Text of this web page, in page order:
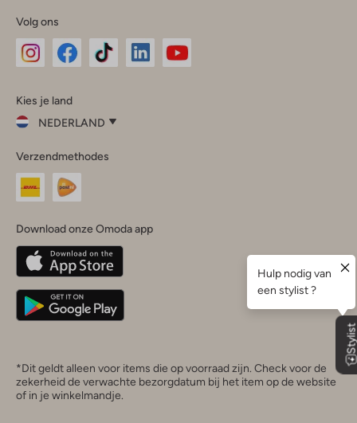
Volg ons
InstagramFacebook
Kies je land
NEDERLAND
je
land
Nederland
Belgique(Français)
Deutschland
Verzendmethodes
Download onze Omoda app
*Dit geldt alleen voor items die op voorraad zijn. Check voor de
zekerheid de verwachte bezorgdatum bij het item op de website
of in je winkelmandje.